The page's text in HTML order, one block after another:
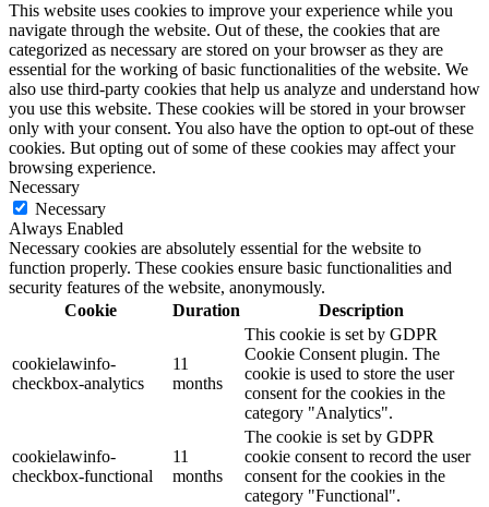
This website uses cookies to improve your experience while you
navigate through the website. Out of these, the cookies that are
categorized as necessary are stored on your browser as they are
essential for the working of basic functionalities of the website. We
also use third-party cookies that help us analyze and understand how
you use this website. These cookies will be stored in your browser
only with your consent. You also have the option to opt-out of these
cookies. But opting out of some of these cookies may affect your
browsing experience.
Necessary
Necessary
Always Enabled
Necessary cookies are absolutely essential for the website to
function properly. These cookies ensure basic functionalities and
security features of the website, anonymously.
Cookie
Duration Description
cookielawinfo-
checkbox-analytics
11
months
This cookie is set by GDPR
Cookie Consent plugin. The
cookie is used to store the user
consent for the cookies in the
category "Analytics".
cookielawinfo-
checkbox-functional
11
months
The cookie is set by GDPR
cookie consent to record the user
consent for the cookies in the
category "Functional".